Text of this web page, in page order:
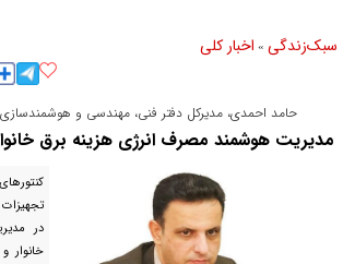
سبک‌زندگی » اخبار کلی
حامد احمدی، مدیرکل دفتر فنی، مهندسی و هوشمندسازی
مدیریت هوشمند مصرف انرژی هزینه برق
در
خانوار